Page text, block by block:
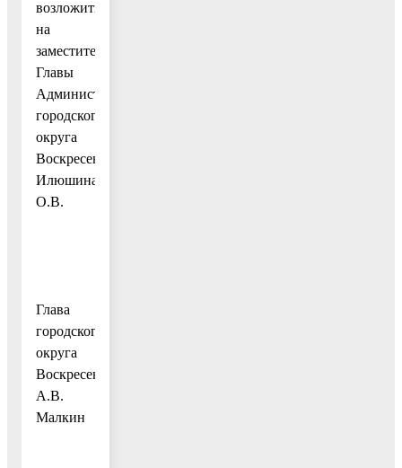
возложить
на
заместителя
Главы
Администрации
городского
округа
Воскресенск
Илюшина
О.В.
Глава
городского
округа
Воскресенск
А.В.
Малкин